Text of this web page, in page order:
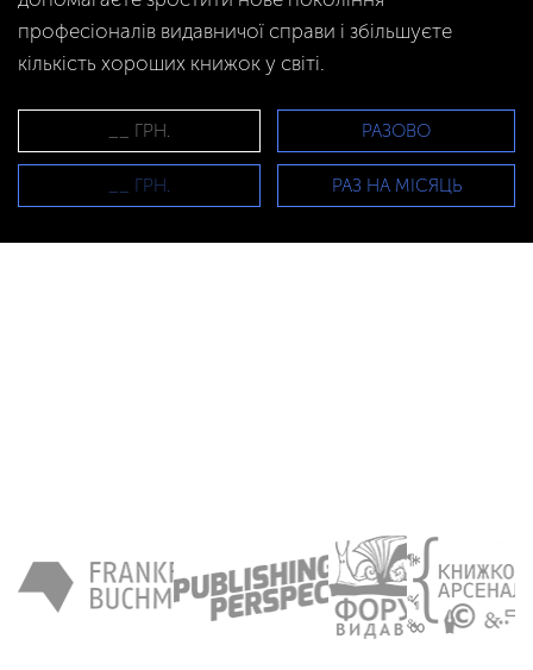
професіоналів видавничої справи і збільшуєте
кількість хороших книжок у світі.
РАЗОВО
РАЗ НА МІСЯЦЬ